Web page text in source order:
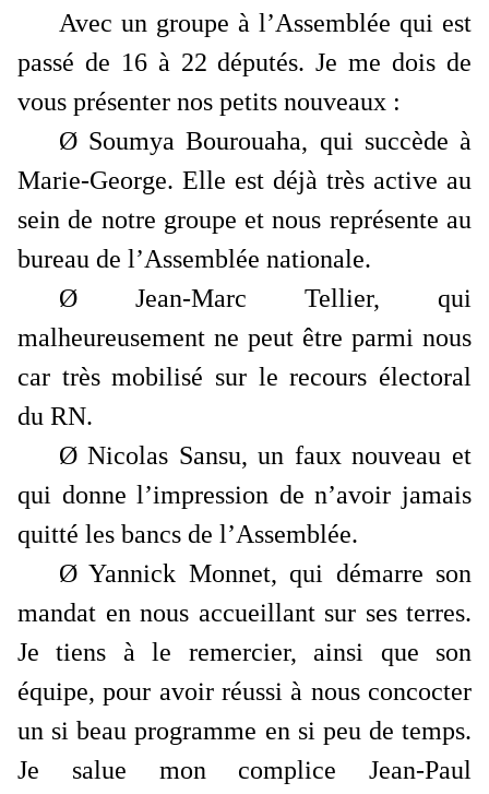
Avec un groupe à l’Assemblée qui est
passé de 16 à 22 députés. Je me dois de
vous présenter nos petits nouveaux :
Ø Soumya Bourouaha, qui succède à
Marie-George. Elle est déjà très active au
sein de notre groupe et nous représente au
bureau de l’Assemblée nationale.
Ø
Jean-Marc Tellier, qui
malheureusement ne peut être parmi nous
car très mobilisé sur le recours électoral
du RN.
Ø Nicolas Sansu, un faux nouveau et
qui donne l’impression de n’avoir jamais
quitté les bancs de l’Assemblée.
Ø Yannick Monnet, qui démarre son
mandat en nous accueillant sur ses terres.
Je tiens à le remercier, ainsi que son
équipe, pour avoir réussi à nous concocter
un si beau programme en si peu de temps.
Je salue mon complice Jean-Paul